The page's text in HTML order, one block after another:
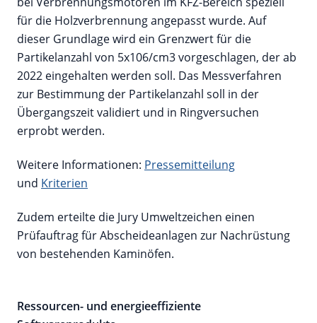
für die Holzverbrennung angepasst wurde. Auf
dieser Grundlage wird ein Grenzwert für die
Partikelanzahl von 5x106/cm3 vorgeschlagen, der ab
2022 eingehalten werden soll. Das Messverfahren
zur Bestimmung der Partikelanzahl soll in der
Übergangszeit validiert und in Ringversuchen
erprobt werden.
Weitere Informationen: Pressemitteilung
und Kriterien
Zudem erteilte die Jury Umweltzeichen einen
Prüfauftrag für Abscheideanlagen zur Nachrüstung
von bestehenden Kaminöfen.
Ressourcen- und energieeffiziente